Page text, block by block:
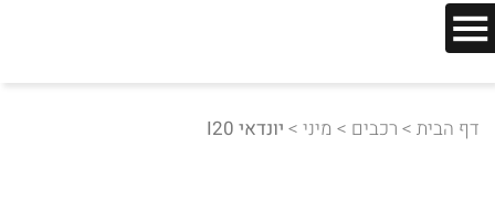
דף הבית > רכבים > מיני > יונדאי I20